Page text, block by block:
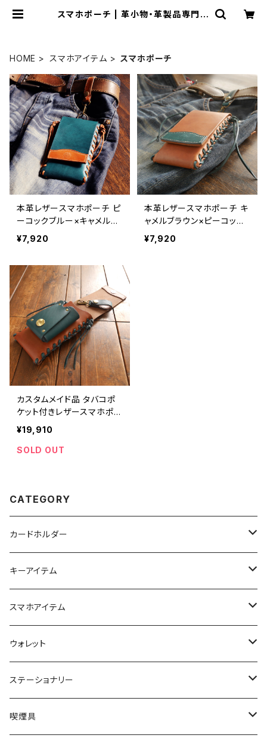
スマホポーチ | 革小物・革製品専門店
HOME スマホアイテム スマホポーチ
本革レザースマホポーチ ピ
ーコックブルー×キャメルブ
ラウン 名入れ刻印対応 [受
注生産]
¥7,920
本革レザースマホポーチ キ
ャメルブラウン×ピーコック
ブルー 名入れ刻印対応 [受
注生産]
¥7,920
カスタムメイド品 タバコポ
ケット付きレザースマホポー
チ キャメルブラウン×ピーコ
ックブルー【受注生産】
¥19,910
SOLD OUT
CATEGORY
カードホルダー
名刺入れ
キーアイテム
キーケース
キーリング
キーカバー
スマホアイテム
スマホポーチ
ウォレット
ロングウォレット
ミドルウォレット
ステーショナリー
システム手帳
喫煙具